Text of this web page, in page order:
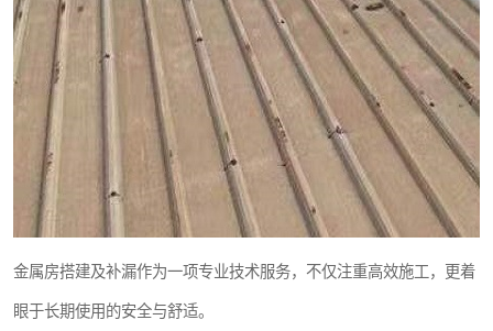
金属房搭建及补漏作为一项专业技术服务，不仅注重高效施工，更着
眼于长期使用的安全与舒适。